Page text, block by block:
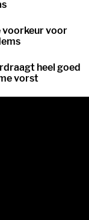
voorkeur voor
heel goed
vorst